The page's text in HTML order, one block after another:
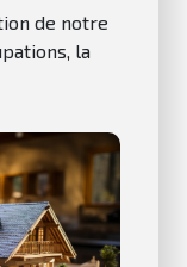
de notre
la